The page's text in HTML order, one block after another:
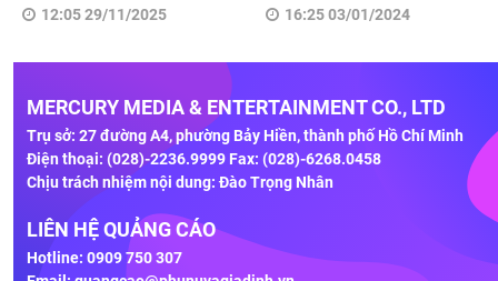
12:05 29/11/2025
16:25 03/01/2024
MERCURY MEDIA & ENTERTAINMENT CO., LTD
Trụ sở: 27 đường A4, phường Bảy Hiền, thành phố Hồ Chí Minh
Điện thoại: (028)-2236.9999 Fax: (028)-6268.0458
Chịu trách nhiệm nội dung: Đào Trọng Nhân
LIÊN HỆ QUẢNG CÁO
Hotline: 0909 750 307